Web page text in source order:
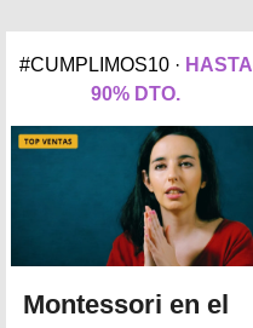
#CUMPLIMOS10 · HASTA
90% DTO.
Montessori en el